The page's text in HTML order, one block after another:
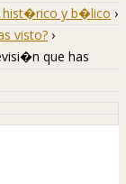
hist�rico y b�lico ›
visto? ›
que has